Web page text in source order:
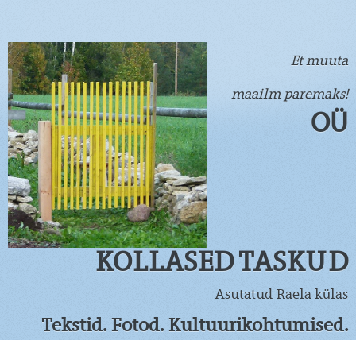
Et muuta
maailm paremaks!
OÜ
KOLLASED TASKUD
Asutatud Raela külas
Tekstid. Fotod. Kultuurikohtumised.